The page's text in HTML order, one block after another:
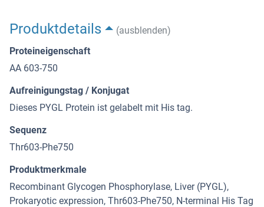
Produktdetails
(ausblenden)
Proteineigenschaft
AA 603-750
Aufreinigungstag / Konjugat
Dieses PYGL Protein ist gelabelt mit His tag.
Sequenz
Thr603-Phe750
Produktmerkmale
Recombinant Glycogen Phosphorylase, Liver (PYGL),
Prokaryotic expression, Thr603-Phe750, N-terminal His Tag